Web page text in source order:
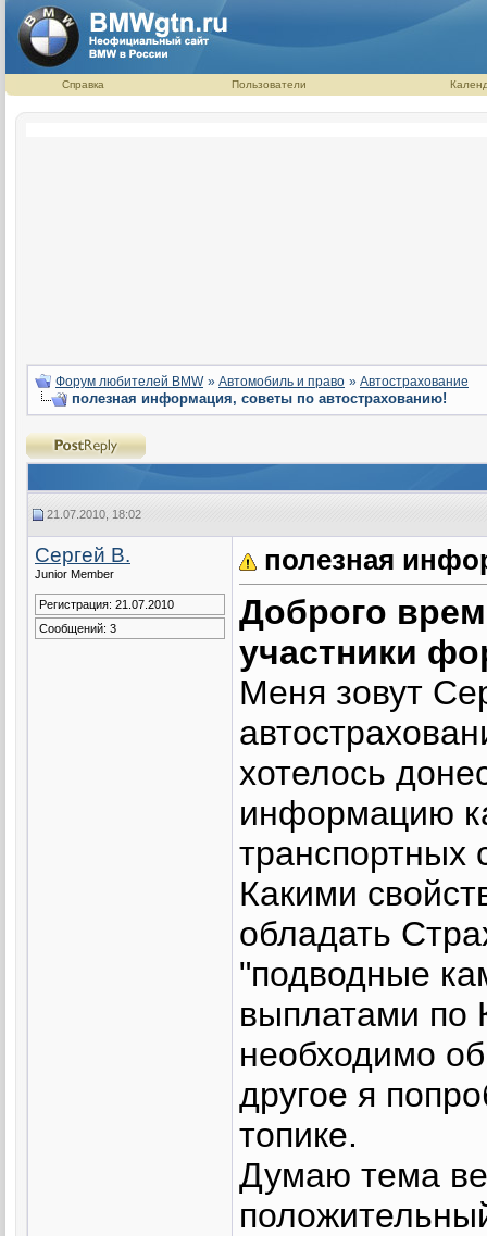
Справка Пользователи
Форум любителей BMW » Автомобиль и право » Автострахование
полезная информация, советы по автострахованию!
21.07.2010, 18:02
Сергей В.
Junior Member
Регистрация: 21.07.2010
Сообщений: 3
полезная
Доброго
участники
Меня зовут
хотелось
информацию
транспортных
Какими
обладать
"подводные
выплатами
необходимо
другое я
топике.
Думаю тема